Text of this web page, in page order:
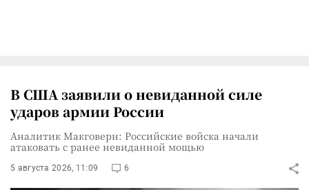
В США заявили о невиданной силе
ударов армии России
Аналитик Макговерн: Российские войска начали
атаковать с ранее невиданной мощью
5 августа 2026, 11:09 6